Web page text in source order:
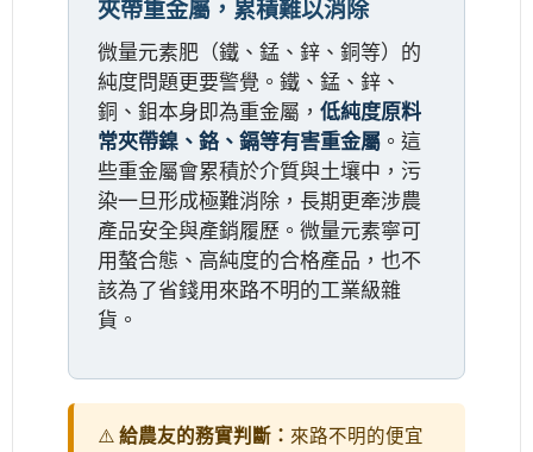
夾帶重金屬，累積難以消除
微量元素肥（鐵、錳、鋅、銅等）的
純度問題更要警覺。鐵、錳、鋅、
銅、鉬本身即為重金屬， 低純度原料
常夾帶鎳、鉻、鎘等有害重金屬 。這
些重金屬會累積於介質與土壤中，污
染一旦形成極難消除，長期更牽涉農
產品安全與產銷履歷。微量元素寧可
用螯合態、高純度的合格產品，也不
該為了省錢用來路不明的工業級雜
貨。
⚠️ 給農友的務實判斷： 來路不明的便宜